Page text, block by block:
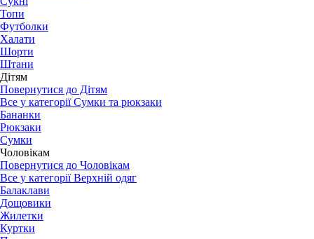
Топи
Футболки
Халати
Шорти
Штани
Дітям
Повернутися до Дітям
Все у категорії Сумки та рюкзаки
Бананки
Рюкзаки
Сумки
Чоловікам
Повернутися до Чоловікам
Все у категорії Верхній одяг
Балаклави
Дощовики
Жилетки
Куртки